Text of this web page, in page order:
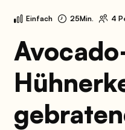
Anleitungen
Die Welt von AIA
Einfach 25Min. 4